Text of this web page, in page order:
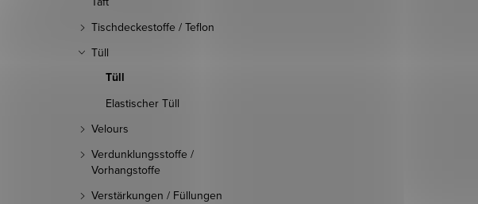
Tischdeckestoffe / Teflon
Tüll
Tüll
Elastischer Tüll
Velours
Verdunklungsstoffe /
Vorhangstoffe
Verstärkungen / Füllungen